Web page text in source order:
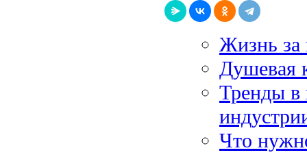
Жизнь за
Душевая
Тренды в
Что